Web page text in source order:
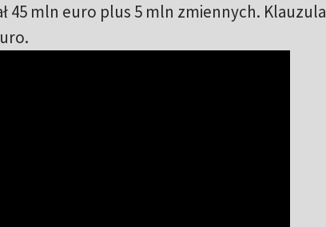
mln euro plus 5 mln zmiennych. Klauzula